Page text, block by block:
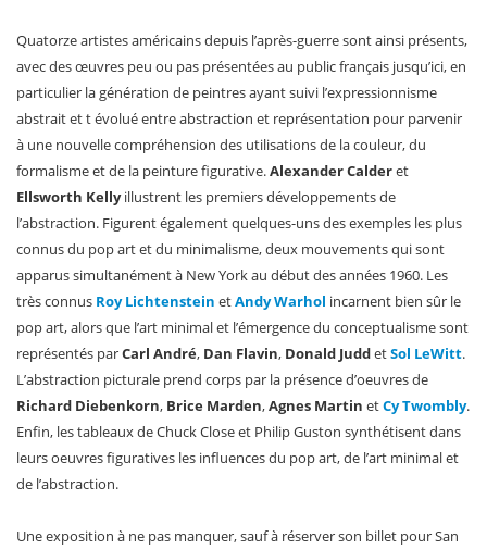
Quatorze artistes américains depuis l’après-guerre sont ainsi présents,
avec des œuvres peu ou pas présentées au public français jusqu’ici, en
particulier la génération de peintres ayant suivi l’expressionnisme
abstrait et t évolué entre abstraction et représentation pour parvenir
à une nouvelle compréhension des utilisations de la couleur, du
formalisme et de la peinture figurative.Alexander Calderet
Ellsworth Kellyillustrent les premiers développements de
l’abstraction. Figurent également quelques-uns des exemples les plus
connus du pop art et du minimalisme, deux mouvements qui sont
apparus simultanément à New York au début des années 1960. Les
très connus Roy Lichtenstein etAndy Warhol incarnent bien sûr le
pop art, alors que l’art minimal et l’émergence du conceptualisme sont
représentés parCarl André, Dan Flavin, Donald JuddetSol LeWitt.
L’abstraction picturale prend corps par la présence d’oeuvres de
Richard Diebenkorn, Brice Marden,Agnes Martin etCy Twombly.
Enfin, les tableaux de Chuck Close et Philip Guston synthétisent dans
leurs oeuvres figuratives les influences du pop art, de l’art minimal et
de l’abstraction.
Une exposition à ne pas manquer, sauf à réserver son billet pour San